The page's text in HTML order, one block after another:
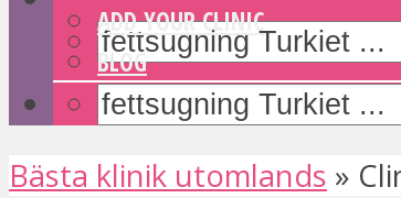
ADD YOUR CLINIC
BLOG
Bästa klinik utomlands »